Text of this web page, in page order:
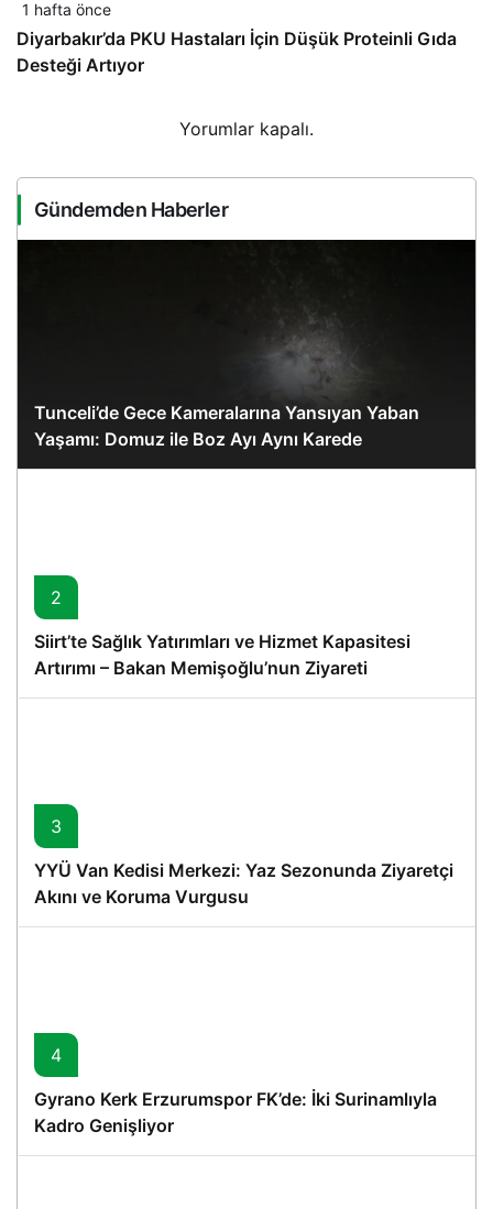
1 hafta önce
Diyarbakır’da PKU Hastaları İçin Düşük Proteinli Gıda
Desteği Artıyor
Yorumlar kapalı.
Gündemden Haberler
Tunceli’de Gece Kameralarına Yansıyan Yaban
Yaşamı: Domuz ile Boz Ayı Aynı Karede
2
Siirt’te Sağlık Yatırımları ve Hizmet Kapasitesi
Artırımı – Bakan Memişoğlu’nun Ziyareti
3
YYÜ Van Kedisi Merkezi: Yaz Sezonunda Ziyaretçi
Akını ve Koruma Vurgusu
4
Gyrano Kerk Erzurumspor FK’de: İki Surinamlıyla
Kadro Genişliyor